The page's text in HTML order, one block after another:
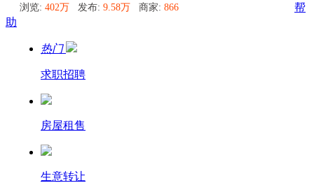
浏览: 402万 发布: 9.58万 商家: 866
帮
助
热门
求职招聘
房屋租售
生意转让